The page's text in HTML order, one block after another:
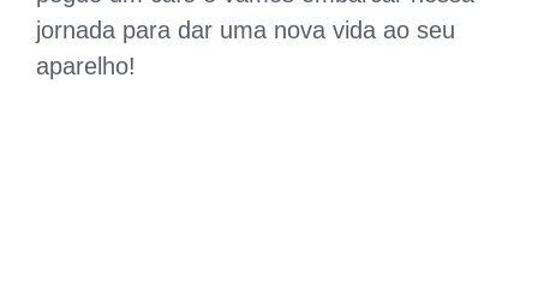
jornada para dar uma nova vida ao seu
aparelho!